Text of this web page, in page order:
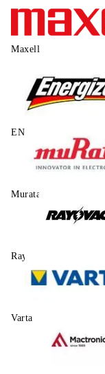
Maxell
ENERGIZER
Murata
Rayovac
Varta